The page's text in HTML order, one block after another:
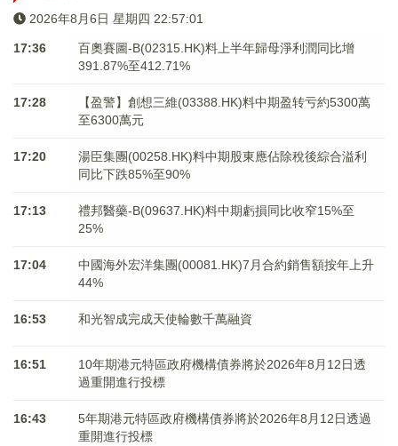
2026年8月6日 星期四 22:57:01
17:36
百奧賽圖-B(02315.HK)料上半年歸母淨利潤同比增
391.87%至412.71%
17:28
【盈警】創想三維(03388.HK)料中期盈转亏約5300萬
至6300萬元
17:20
湯臣集團(00258.HK)料中期股東應佔除稅後綜合溢利
同比下跌85%至90%
17:13
禮邦醫藥-B(09637.HK)料中期虧損同比收窄15%至
25%
17:04
中國海外宏洋集團(00081.HK)7月合約銷售額按年上升
44%
16:53 和光智成完成天使輪數千萬融資
16:51
10年期港元特區政府機構債券將於2026年8月12日透
過重開進行投標
16:43
5年期港元特區政府機構債券將於2026年8月12日透過
重開進行投標